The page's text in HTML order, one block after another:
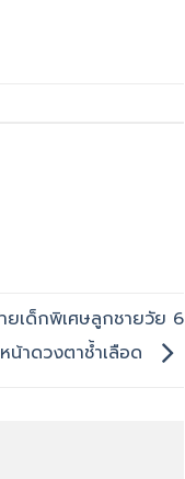
ยเด็กพิเศษลูกชายวัย 6
น้าดวงตาช้ำเลือด